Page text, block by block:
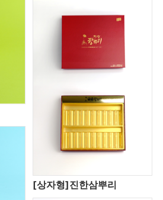
[상자형]진한삼뿌리